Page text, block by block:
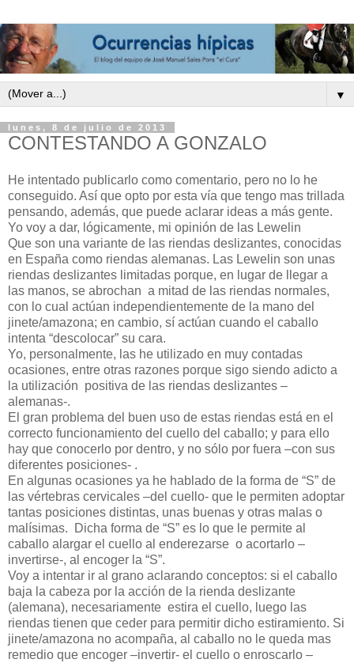
▼
lunes, 8 de julio de 2013
CONTESTANDO A GONZALO
He intentado publicarlo como comentario, pero no lo he
conseguido. Así que opto por esta vía que tengo mas trillada
pensando, además, que puede aclarar ideas a más gente.
Yo voy a dar, lógicamente, mi opinión de las Lewelin
Que son una variante de las riendas deslizantes, conocidas
en España como riendas alemanas. Las Lewelin son unas
riendas deslizantes limitadas porque, en lugar de llegar a
las manos, se abrochan a mitad de las riendas normales,
con lo cual actúan independientemente de la mano del
jinete/amazona; en cambio, sí actúan cuando el caballo
intenta “descolocar” su cara.
Yo, personalmente, las he utilizado en muy contadas
ocasiones, entre otras razones porque sigo siendo adicto a
la utilización positiva de las riendas deslizantes –
alemanas-.
El gran problema del buen uso de estas riendas está en el
correcto funcionamiento del cuello del caballo; y para ello
hay que conocerlo por dentro, y no sólo por fuera –con sus
diferentes posiciones- .
En algunas ocasiones ya he hablado de la forma de “S” de
las vértebras cervicales –del cuello- que le permiten adoptar
tantas posiciones distintas, unas buenas y otras malas o
malísimas. Dicha forma de “S” es lo que le permite al
caballo alargar el cuello al enderezarse o acortarlo –
invertirse-, al encoger la “S”.
Voy a intentar ir al grano aclarando conceptos: si el caballo
baja la cabeza por la acción de la rienda deslizante
(alemana), necesariamente estira el cuello, luego las
riendas tienen que ceder para permitir dicho estiramiento. Si
jinete/amazona no acompaña, al caballo no le queda mas
remedio que encoger –invertir- el cuello o enroscarlo –